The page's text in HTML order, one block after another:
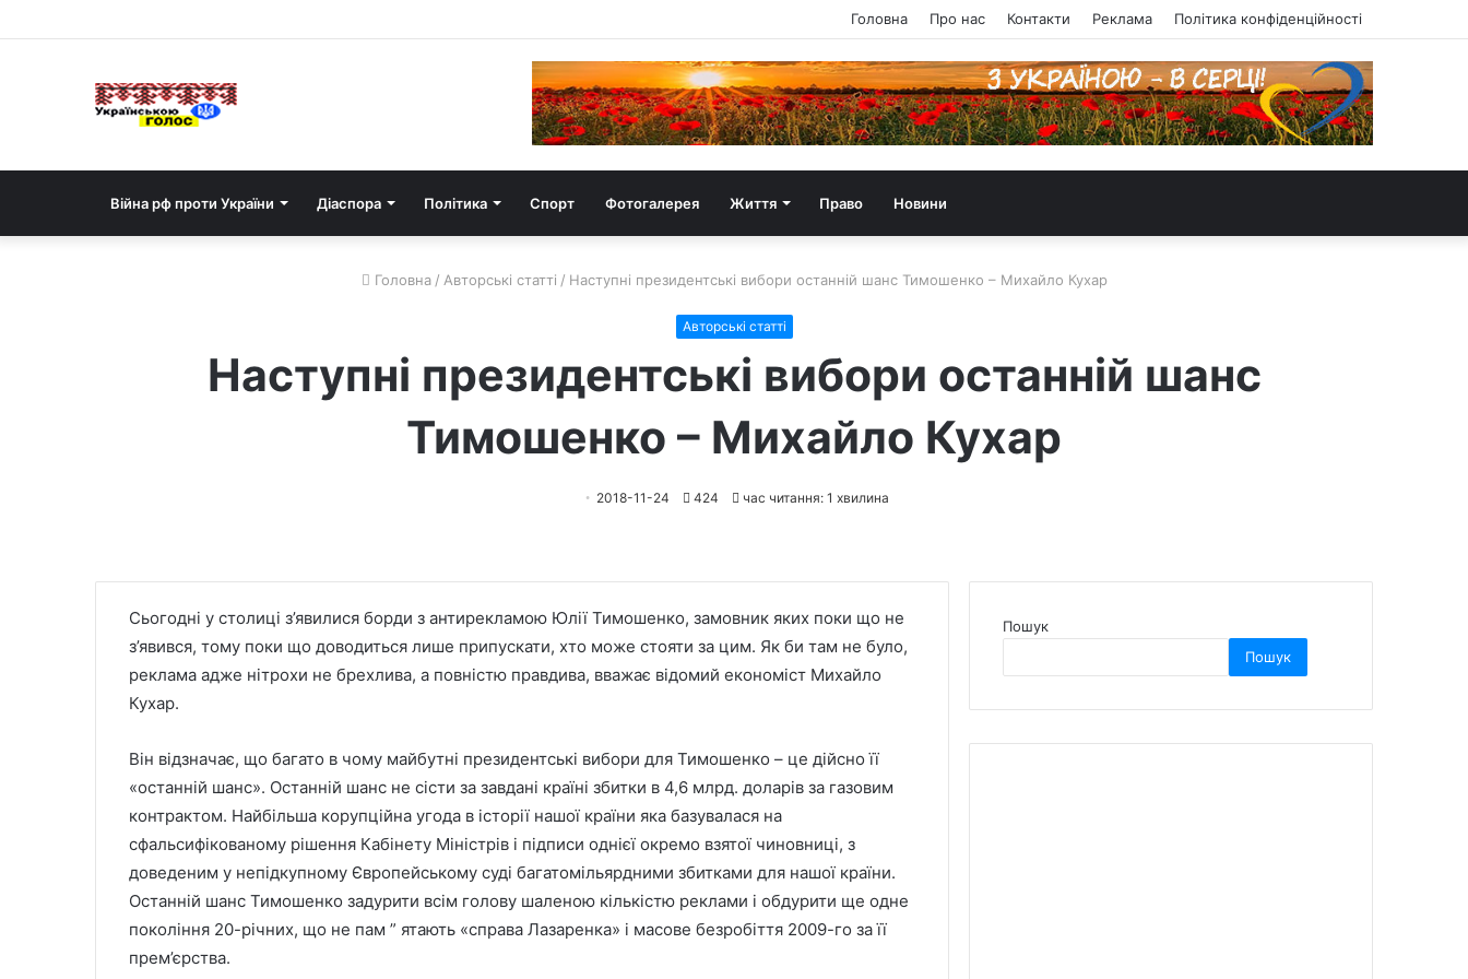
Головна Про нас Контакти Реклама Політика конфіденційності
Війна рф проти України Діаспора Політика Спорт Фотогалерея Життя Право Новини
Головна / Авторські статті / Наступні президентські вибори останній шанс Тимошенко – Михайло Кухар
Авторські статті
Наступні президентські вибори останній шанс
Тимошенко – Михайло Кухар
2018-11-24 424 час читання: 1 хвилина
Сьогодні у столиці з’явилися борди з антирекламою Юлії Тимошенко, замовник яких поки що не
з’явився, тому поки що доводиться лише припускати, хто може стояти за цим. Як би там не було,
реклама адже нітрохи не брехлива, а повністю правдива, вважає відомий економіст Михайло
Кухар.
Він відзначає, що багато в чому майбутні президентські вибори для Тимошенко – це дійсно її
«останній шанс». Останній шанс не сісти за завдані країні збитки в 4,6 млрд. доларів за газовим
контрактом. Найбільша корупційна угода в історії нашої країни яка базувалася на
сфальсифікованому рішення Кабінету Міністрів і підписи однієї окремо взятої чиновниці, з
доведеним у непідкупному Європейському суді багатомільярдними збитками для нашої країни.
Останній шанс Тимошенко задурити всім голову шаленою кількістю реклами і обдурити ще одне
покоління 20-річних, що не пам ” ятають «справа Лазаренка» і масове безробіття 2009-го за її
прем’єрства.
Пошук
Пошук